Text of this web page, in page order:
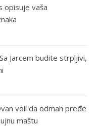
opisuje vaša
Jarcem budite strpljivi,
voli da odmah pređe
maštu